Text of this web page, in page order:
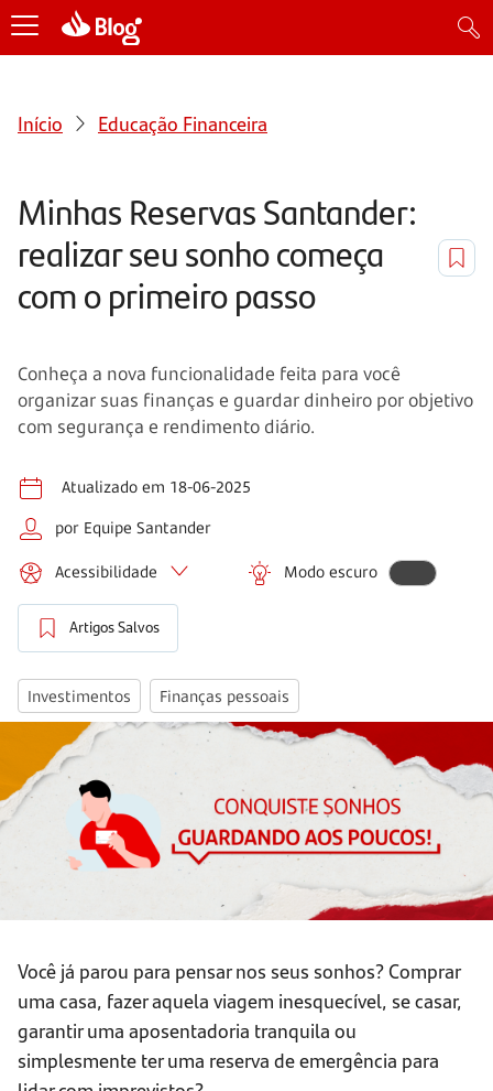
Início Educação Financeira
Minhas Reservas Santander:
realizar seu sonho começa
com o primeiro passo
Conheça a nova funcionalidade feita para você
organizar suas finanças e guardar dinheiro por objetivo
com segurança e rendimento diário.
Atualizado em 18-06-2025
por Equipe Santander
Acessibilidade Modo escuro
Artigos Salvos
Investimentos Finanças pessoais
Você já parou para pensar nos seus sonhos? Comprar
uma casa, fazer aquela viagem inesquecível, se casar,
garantir uma aposentadoria tranquila ou
simplesmente ter uma reserva de emergência para